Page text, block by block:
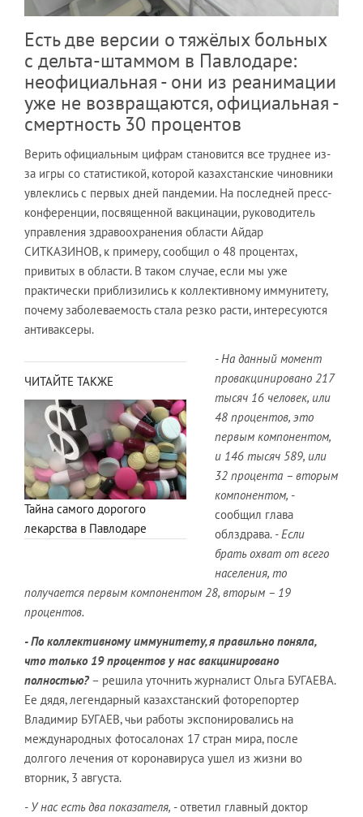
Есть две версии о тяжёлых больных
с дельта-штаммом в Павлодаре:
неофициальная - они из реанимации
уже не возвращаются, официальная -
смертность 30 процентов
Верить официальным цифрам становится все труднее из-
за игры со статистикой, которой казахстанские чиновники
увлеклись с первых дней пандемии. На последней пресс-
конференции, посвященной вакцинации, руководитель
управления здравоохранения области Айдар
СИТКАЗИНОВ, к примеру, сообщил о 48 процентах,
привитых в области. В таком случае, если мы уже
практически приблизились к коллективному иммунитету,
почему заболеваемость стала резко расти, интересуются
антиваксеры.
ЧИТАЙТЕ ТАКЖЕ
Тайна самого дорогого
лекарства в Павлодаре
- На данный момент
провакцинировано 217
тысяч 16 человек, или
48 процентов, это
первым компонентом,
и 146 тысяч 589, или
32 процента – вторым
компонентом, -
сообщил глава
облздрава. - Если
брать охват от всего
населения, то
получается первым компонентом 28, вторым – 19
процентов.
- По коллективному иммунитету, я правильно поняла,
что только 19 процентов у нас вакцинировано
полностью?– решила уточнить журналист Ольга БУГАЕВА.
Ее дядя, легендарный казахстанский фоторепортер
Владимир БУГАЕВ, чьи работы экспонировались на
международных фотосалонах 17 стран мира, после
долгого лечения от коронавируса ушел из жизни во
вторник, 3 августа.
- У нас есть два показателя, - ответил главный доктор